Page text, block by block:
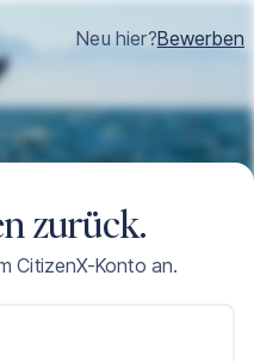
Neu hier?Bewerben
zurück.
CitizenX-Konto an.